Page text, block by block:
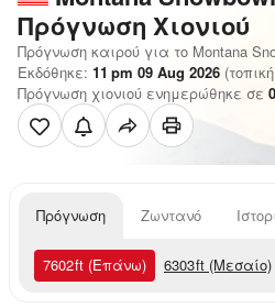
Πρόγνωση Χιονιού
Πρόγνωση καιρού για το Montana
Εκδόθηκε: 11 pm 09 Aug 2026
Πρόγνωση χιονιού ενημερώθηκε σε
Πρόγνωση Ζωντανό
7602ft (Επάνω) 6303ft (Μεσαίο)